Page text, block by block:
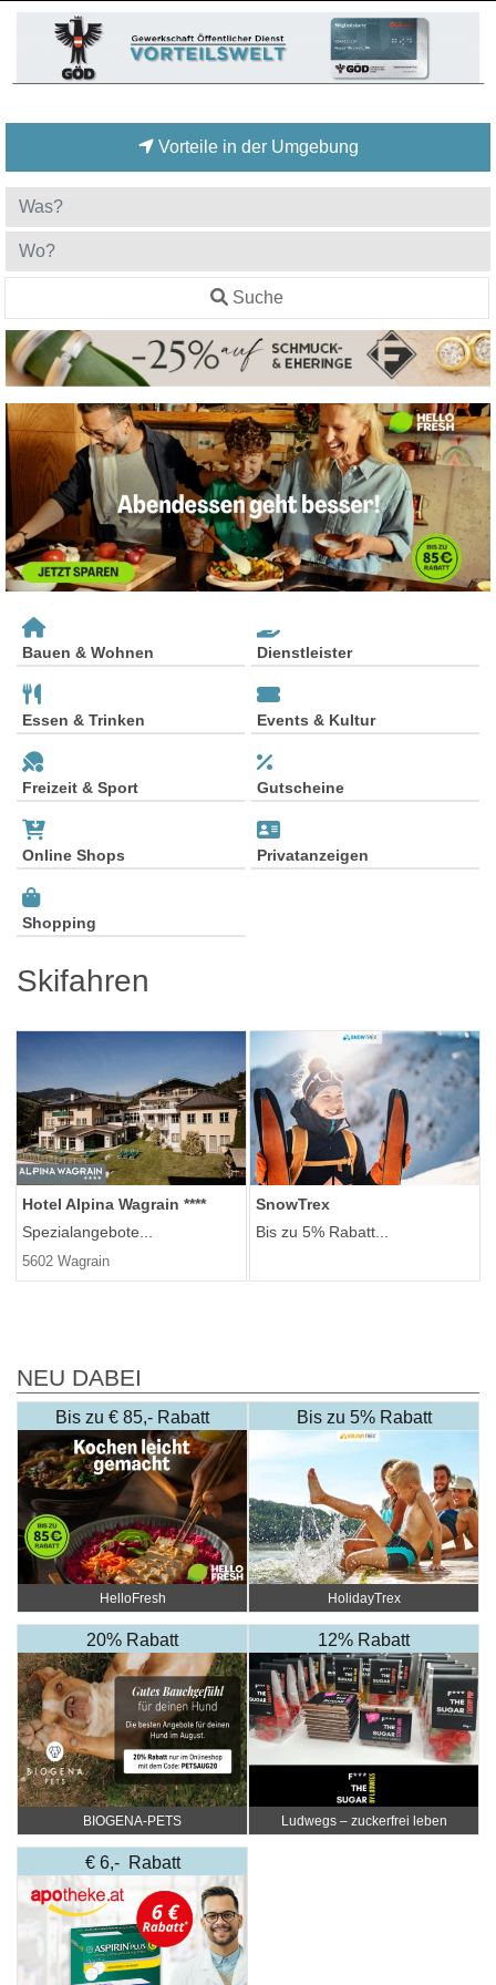
Vorteile in der Umgebung
Suche
Bauen & Wohnen Dienstleister
Essen & Trinken Events & Kultur
Freizeit & Sport Gutscheine
Online Shops Privatanzeigen
Shopping
Skifahren
Hotel Alpina Wagrain ****
Spezialangebote...
5602 Wagrain
SnowTrex
Bis zu 5% Rabatt...
NEU DABEI
Bis zu € 85,- Rabatt
HelloFresh
Bis zu 5% Rabatt
HolidayTrex
20% Rabatt
BIOGENA-PETS
12% Rabatt
Ludwegs – zuckerfrei leben
€ 6,- Rabatt